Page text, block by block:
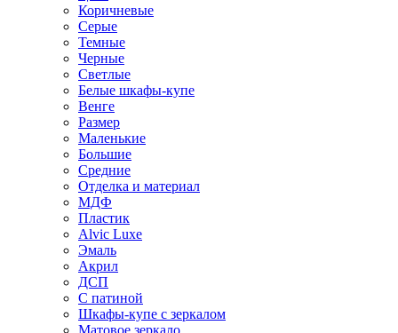
Коричневые
Серые
Темные
Черные
Светлые
Белые шкафы-купе
Венге
Размер
Маленькие
Большие
Средние
Отделка и материал
МДФ
Пластик
Alvic Luxe
Эмаль
Акрил
ДСП
С патиной
Шкафы-купе с зеркалом
Матовое зеркало